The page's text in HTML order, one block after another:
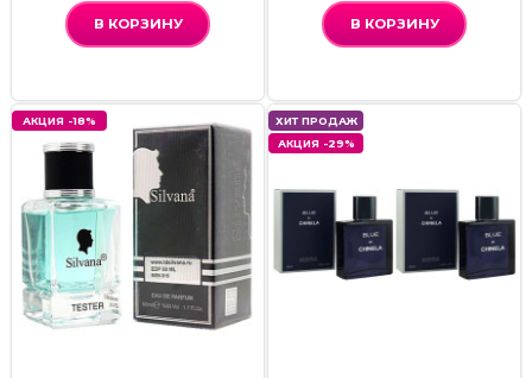
В КОРЗИНУ В КОРЗИНУ
АКЦИЯ -18%
ХИТ ПРОДАЖ
АКЦИЯ -29%